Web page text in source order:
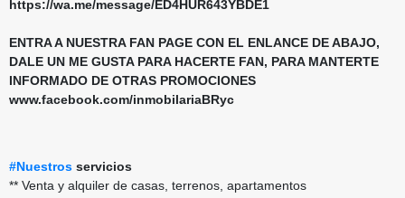
https://wa.me/message/ED4HUR643YBDE1
ENTRA A NUESTRA FAN PAGE CON EL ENLANCE DE ABAJO,
DALE UN ME GUSTA PARA HACERTE FAN, PARA MANTERTE
INFORMADO DE OTRAS PROMOCIONES
www.facebook.com/inmobilariaBRyc
#Nuestros servicios
** Venta y alquiler de casas, terrenos, apartamentos